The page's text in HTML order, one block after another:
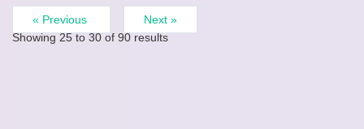
« Previous
Next »
Showing 25 to 30 of 90 results